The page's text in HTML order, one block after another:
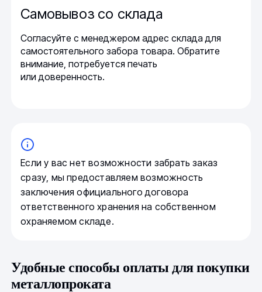
Самовывоз со склада
Согласуйте с менеджером адрес склада для
самостоятельного забора товара. Обратите
внимание, потребуется печать
или доверенность.
Если у вас нет возможности забрать заказ
сразу, мы предоставляем возможность
заключения официального договора
ответственного хранения на собственном
охраняемом складе.
Удобные способы оплаты для покупки
металлопроката